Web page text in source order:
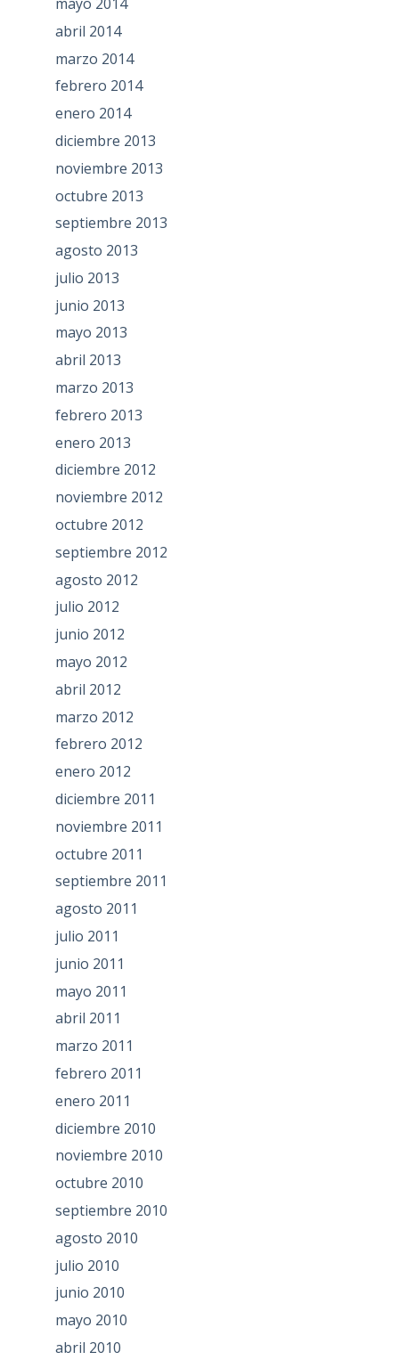
abril 2014
marzo 2014
febrero 2014
enero 2014
diciembre 2013
noviembre 2013
octubre 2013
septiembre 2013
agosto 2013
julio 2013
junio 2013
mayo 2013
abril 2013
marzo 2013
febrero 2013
enero 2013
diciembre 2012
noviembre 2012
octubre 2012
septiembre 2012
agosto 2012
julio 2012
junio 2012
mayo 2012
abril 2012
marzo 2012
febrero 2012
enero 2012
diciembre 2011
noviembre 2011
octubre 2011
septiembre 2011
agosto 2011
julio 2011
junio 2011
mayo 2011
abril 2011
marzo 2011
febrero 2011
enero 2011
diciembre 2010
noviembre 2010
octubre 2010
septiembre 2010
agosto 2010
julio 2010
junio 2010
mayo 2010
abril 2010